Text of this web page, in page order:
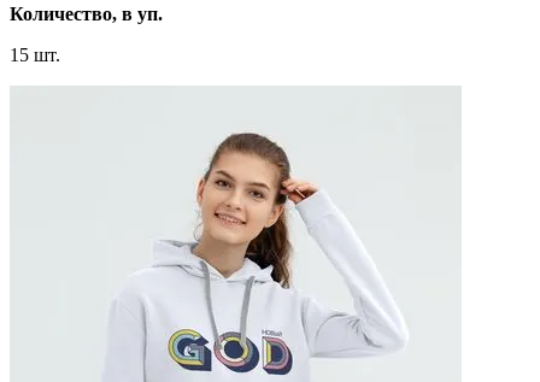
Количество, в уп.
15 шт.